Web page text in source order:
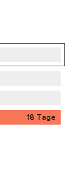
18 Tage